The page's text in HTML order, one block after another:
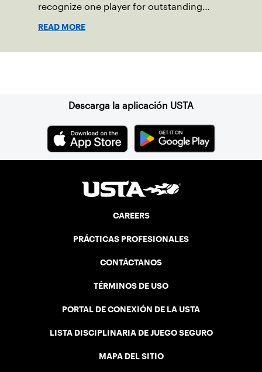
recognize one player for outstanding
READ MORE
Descarga la aplicación USTA
CAREERS
PRÁCTICAS PROFESIONALES
CONTÁCTANOS
TÉRMINOS DE USO
PORTAL DE CONEXIÓN DE LA USTA
LISTA DISCIPLINARIA DE JUEGO SEGURO
MAPA DEL SITIO